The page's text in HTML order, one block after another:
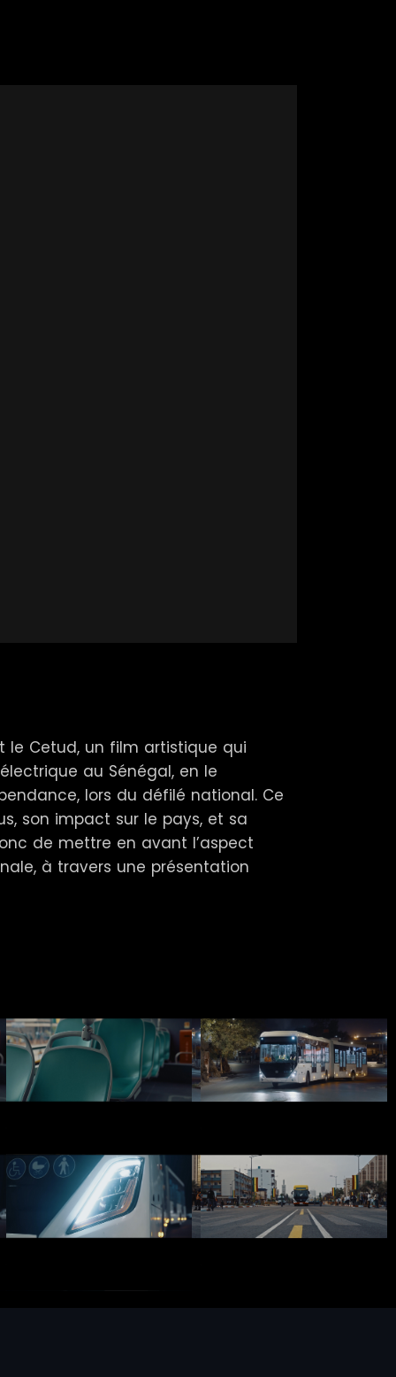
le Cetud, un film artistique qui
au Sénégal, en le
lors du défilé national. Ce
son impact sur le pays, et sa
de mettre en avant l’aspect
à travers une présentation